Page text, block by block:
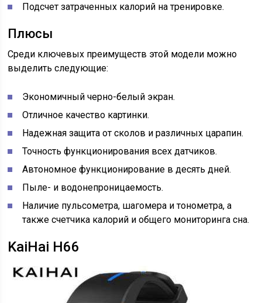
Подсчет затраченных калорий на тренировке.
Плюсы
Среди ключевых преимуществ этой модели можно
выделить следующие:
Экономичный черно-белый экран.
Отличное качество картинки.
Надежная защита от сколов и различных царапин.
Точность функционирования всех датчиков.
Автономное функционирование в десять дней.
Пыле- и водонепроницаемость.
Наличие пульсометра, шагомера и тонометра, а
также счетчика калорий и общего мониторинга сна.
KaiHai H66